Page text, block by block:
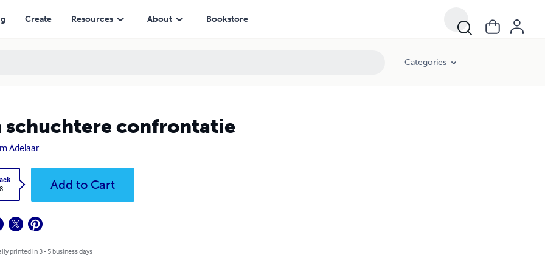
Create Resources About Bookstore
Categories
schuchtere confrontatie
Adelaar
Add to Cart
printed in 3 - 5 business days